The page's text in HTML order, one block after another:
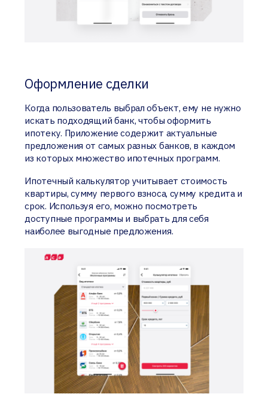
Оформление сделки
Когда пользователь выбрал объект, ему не нужно
искать подходящий банк, чтобы оформить
ипотеку. Приложение содержит актуальные
предложения от самых разных банков, в каждом
из которых множество ипотечных программ.
Ипотечный калькулятор учитывает стоимость
квартиры, сумму первого взноса, сумму кредита и
срок. Используя его, можно посмотреть
доступные программы и выбрать для себя
наиболее выгодные предложения.